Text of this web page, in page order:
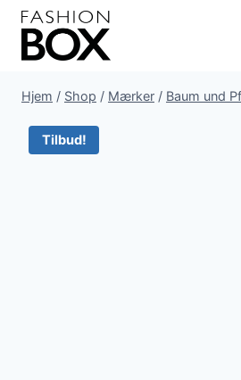
Fortsæt
indhold
Hjem / Shop / Mærker / Baum und
Tilbud!